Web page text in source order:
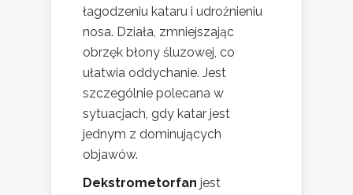
łagodzeniu kataru i udrożnieniu
nosa. Działa, zmniejszając
obrzęk błony śluzowej, co
ułatwia oddychanie. Jest
szczególnie polecana w
sytuacjach, gdy katar jest
jednym z dominujących
objawów.
Dekstrometorfan jest